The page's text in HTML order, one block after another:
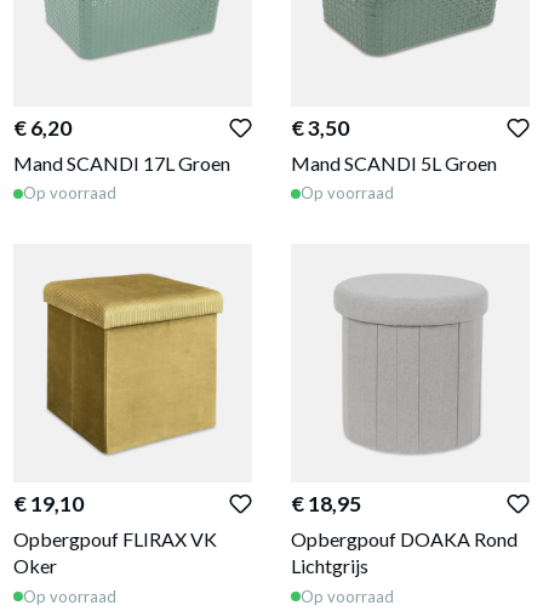
€ 6,20
Mand SCANDI 17L Groen
Op voorraad
€ 3,50
Mand SCANDI 5L Groen
Op voorraad
€ 19,10
Opbergpouf FLIRAX VK
Oker
Op voorraad
€ 18,95
Opbergpouf DOAKA Rond
Lichtgrijs
Op voorraad